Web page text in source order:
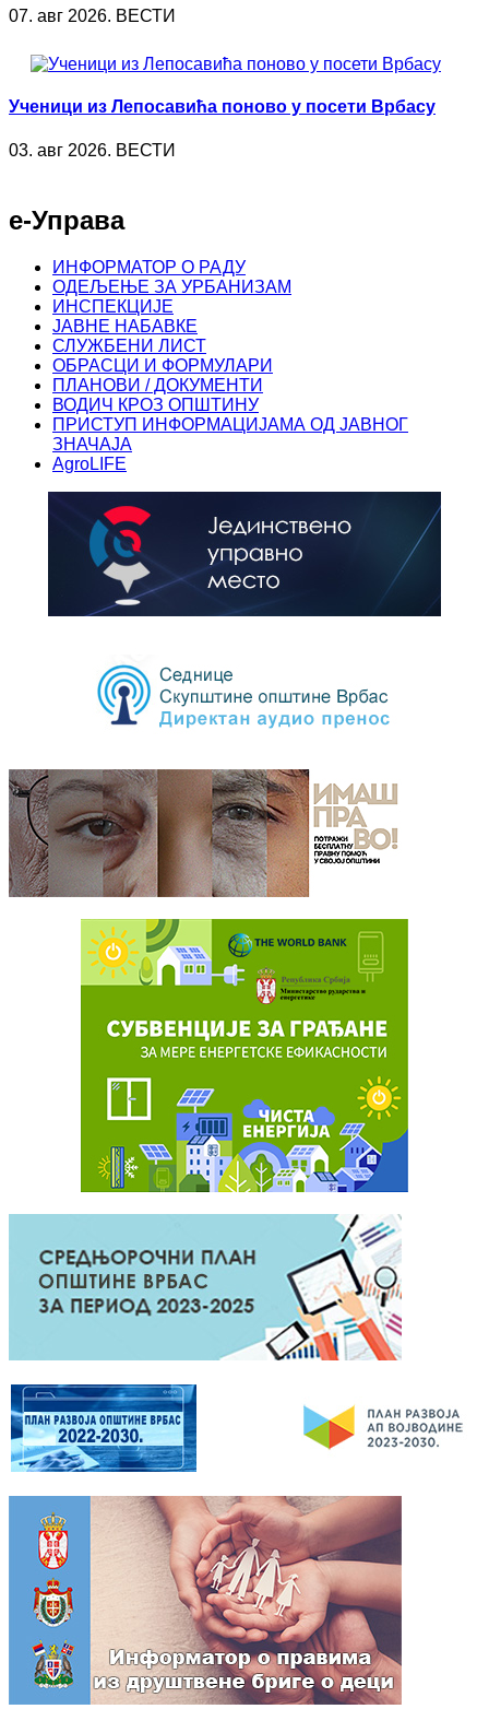
07. авг 2026. ВЕСТИ
Ученици из Лепосавића поново у посети Врбасу
03. авг 2026. ВЕСТИ
е-Управа
ИНФОРМАТОР О РАДУ
ОДЕЉЕЊЕ ЗА УРБАНИЗАМ
ИНСПЕКЦИЈЕ
ЈАВНЕ НАБАВКЕ
СЛУЖБЕНИ ЛИСТ
ОБРАСЦИ И ФОРМУЛАРИ
ПЛАНОВИ / ДОКУМЕНТИ
ВОДИЧ КРОЗ ОПШТИНУ
ПРИСТУП ИНФОРМАЦИЈАМА ОД ЈАВНОГ
ЗНАЧАЈА
AgroLIFE